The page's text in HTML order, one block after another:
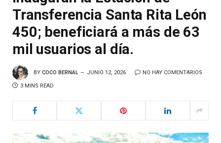
Transferencia Santa Rita León
450; beneficiará a más de 63
mil usuarios al día.
BY COCO BERNAL JUNIO 12, 2026 NO HAY COMENTARIOS
3 MINS READ